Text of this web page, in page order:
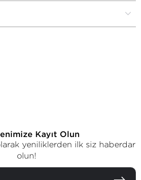
Kayıt Olun
yeniliklerden ilk siz haberdar
olun!